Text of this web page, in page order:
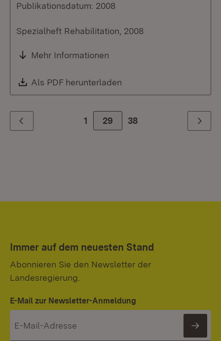
Publikationsdatum: 2008
Spezialheft Rehabilitation, 2008
Mehr Informationen
Download:
Als PDF herunterladen
Zurück 1 Zur Seite
29 38 Weiter
Immer auf dem neuesten Stand
Abonnieren Sie den Newsletter der
Landesregierung.
E-Mail zur Newsletter-Anmeldung